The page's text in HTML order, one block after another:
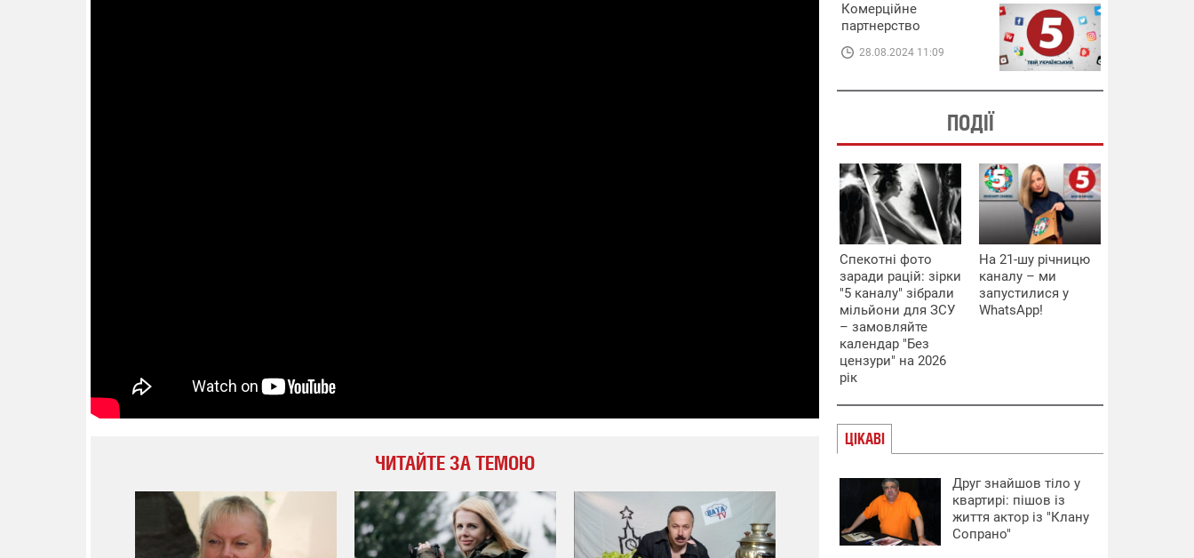
ЧИТАЙТЕ ЗА ТЕМОЮ
Комерційне
партнерство
28.08.2024 11:09
ПОДІЇ
Спекотні фото
заради рацій: зірки
"5 каналу" зібрали
мільйони для ЗСУ
– замовляйте
календар "Без
цензури" на 2026
рік
На 21-шу річницю
каналу – ми
запустилися у
WhatsApp!
ЦІКАВІ
Друг знайшов тіло у
квартирі: пішов із
життя актор із "Клану
Сопрано"